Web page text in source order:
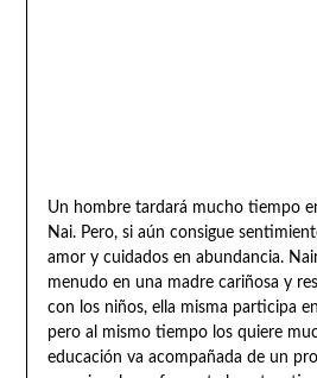
Un hombre tardará mucho tiempo
Nai. Pero, si aún consigue
amor y cuidados en abundancia.
menudo en una madre cariñosa y
con los niños, ella misma participa
pero al mismo tiempo los quiere
educación va acompañada de un